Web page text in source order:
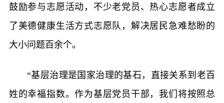
鼓励参与志愿活动，不少老党员、热心志愿者成立
了美德健康生活方式志愿队，解决居民急难愁盼的
大小问题百余个。
“基层治理是国家治理的基石，直接关系到老百
姓的幸福指数。作为基层党员干部，我们将按照总